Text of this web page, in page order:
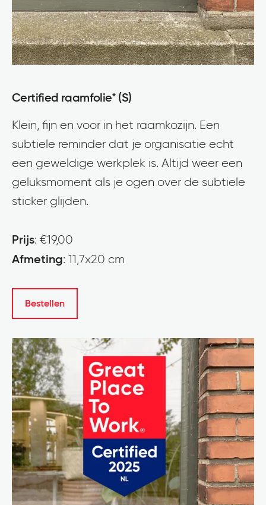
Certified raamfolie* (S)
Klein, fijn en voor in het raamkozijn. Een
subtiele reminder dat je organisatie echt
een geweldige werkplek is. Altijd weer een
geluksmoment als je ogen over de subtiele
sticker glijden.
Prijs: €19,00
Afmeting: 11,7x20 cm
Bestellen